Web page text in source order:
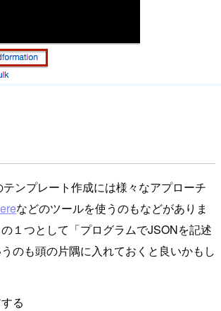
ンプレート作成には様々なアプローチ
などのツールを使うのもなどがありま
１つとして「プログラムでJSONを記述
のも頭の片隅に入れておくと良いかもし
る